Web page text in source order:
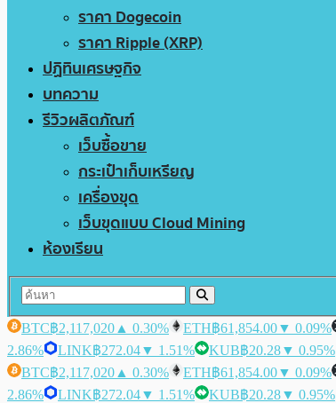
ราคา Dogecoin
ราคา Ripple (XRP)
ปฏิทินเศรษฐกิจ
บทความ
รีวิวผลิตภัณฑ์
เว็บซื้อขาย
กระเป๋าเก็บเหรียญ
เครื่องขุด
เว็บขุดแบบ Cloud Mining
ห้องเรียน
BTC฿2,117,020 ▲ 0.30% ETH฿61,854.00▼ 0.09%
2.86%
LINK฿272.04▼ 1.51% KUB฿20.28▼ 0.95%
BTC฿2,117,020 ▲ 0.30% ETH฿61,854.00▼ 0.09%
2.86%
LINK฿272.04▼ 1.51% KUB฿20.28▼ 0.95%